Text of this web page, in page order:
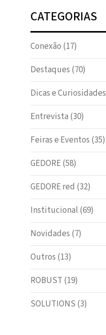
CATEGORIAS
Conexão (17)
Destaques (70)
Dicas e Curiosidades
Entrevista (30)
Feiras e Eventos (35)
GEDORE(58)
GEDORE red (32)
Institucional (69)
Novidades (7)
Outros (13)
ROBUST (19)
SOLUTIONS (3)